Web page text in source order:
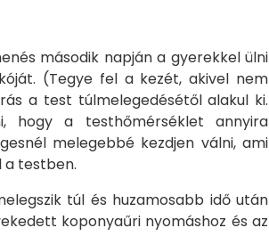
második napján a gyerekkel ülni
(Tegye fel a kezét, akivel nem
a test túlmelegedésétől alakul ki.
hogy a testhőmérséklet annyira
melegebbé kezdjen válni, ami
testben.
túl és huzamosabb idő után
koponyaűri nyomáshoz és az